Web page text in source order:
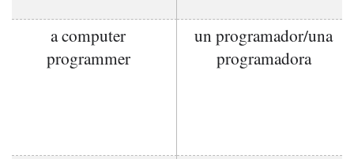
a computer
programmer
un programador/una
programadora